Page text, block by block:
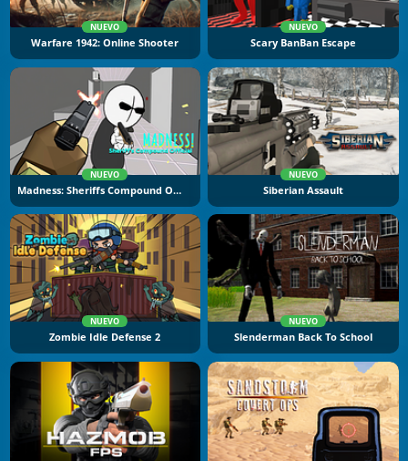
NUEVO
Warfare 1942: Online Shooter
NUEVO
Scary BanBan Escape
NUEVO
Madness: Sheriffs Compound Official
NUEVO
Siberian Assault
NUEVO
Zombie Idle Defense 2
NUEVO
Slenderman Back To School